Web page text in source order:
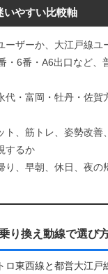
いやすい比較軸
ーザーか、大江戸線ユ
・6番・A6出口など、
代・富岡・牡丹・佐
ト、筋トレ、姿勢改善
するか
り、早朝、休日、夜の
り換え動線で選び
東西線と都営大江戸